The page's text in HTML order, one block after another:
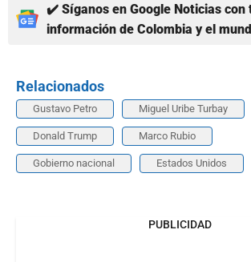
✔️ Síganos en Google Noticias con
información de Colombia y el
Relacionados
Gustavo Petro Miguel Uribe Turbay
Donald Trump Marco Rubio
Gobierno nacional Estados Unidos
PUBLICIDAD